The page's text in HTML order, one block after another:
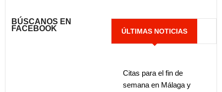
BÚSCANOS EN
FACEBOOK
ÚLTIMAS NOTICIAS
Citas para el fin de
semana en Málaga y